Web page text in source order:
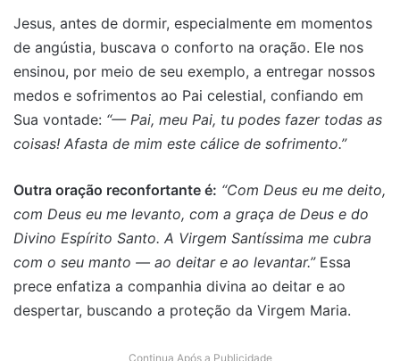
Jesus, antes de dormir, especialmente em momentos
de angústia, buscava o conforto na oração. Ele nos
ensinou, por meio de seu exemplo, a entregar nossos
medos e sofrimentos ao Pai celestial, confiando em
Sua vontade: “— Pai, meu Pai, tu podes fazer todas as
coisas! Afasta de mim este cálice de sofrimento.”
Outra oração reconfortante é: “Com Deus eu me deito,
com Deus eu me levanto, com a graça de Deus e do
Divino Espírito Santo. A Virgem Santíssima me cubra
com o seu manto — ao deitar e ao levantar.”Essa
prece enfatiza a companhia divina ao deitar e ao
despertar, buscando a proteção da Virgem Maria.
Continua Após a Publicidade